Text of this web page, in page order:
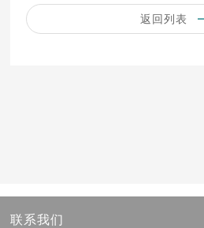
返回列表
联系我们